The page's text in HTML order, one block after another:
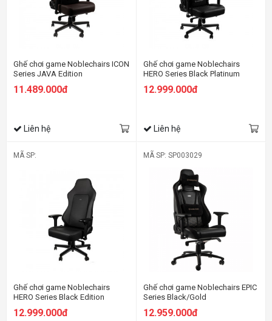
Ghế chơi game Noblechairs ICON
Series JAVA Edition
11.489.000đ
Liên hệ
Ghế chơi game Noblechairs
HERO Series Black Platinum
White
12.999.000đ
Liên hệ
MÃ SP:
Ghế chơi game Noblechairs
HERO Series Black Edition
12.999.000đ
MÃ SP: SP003029
Ghế chơi game Noblechairs EPIC
Series Black/Gold
12.959.000đ